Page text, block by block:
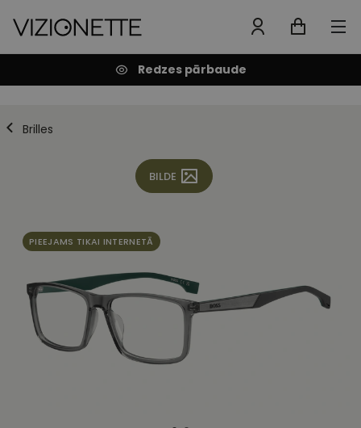
Redzes pārbaude
Brilles
BILDE
PIEEJAMS TIKAI INTERNETĀ